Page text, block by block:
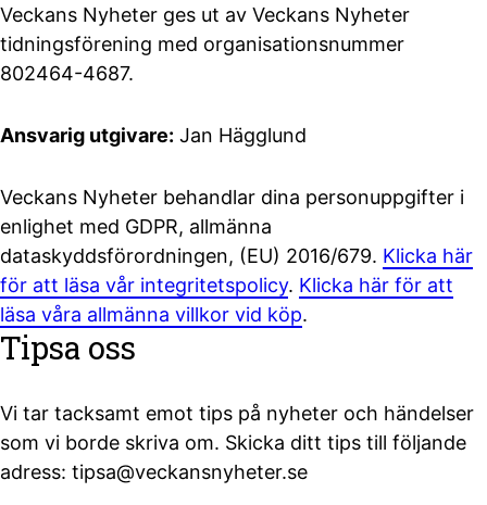
Veckans Nyheter ges ut av Veckans Nyheter
tidningsförening med organisationsnummer
802464-4687.
Ansvarig utgivare: Jan Hägglund
Veckans Nyheter behandlar dina personuppgifter i
enlighet med GDPR, allmänna
dataskyddsförordningen, (EU) 2016/679. Klicka här
för att läsa vår integritetspolicy. Klicka här för att
läsa våra allmänna villkor vid köp.
Tipsa oss
Vi tar tacksamt emot tips på nyheter och händelser
som vi borde skriva om. Skicka ditt tips till följande
adress: tipsa@veckansnyheter.se